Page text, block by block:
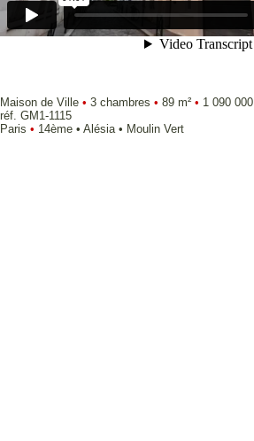
Maison de Ville • 3 chambres • 89 m² • 1 090
réf. GM1-1115
Paris • 14ème • Alésia • Moulin Vert